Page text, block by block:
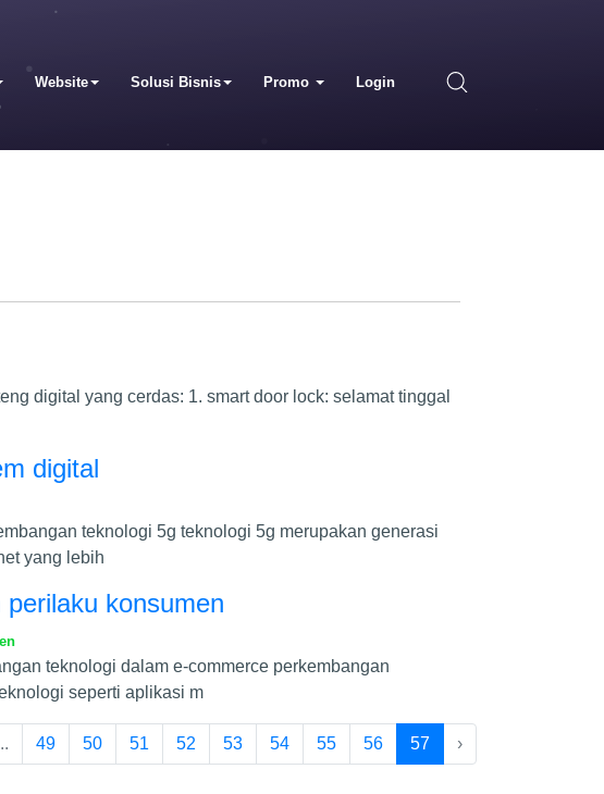
Website Solusi Bisnis Promo Login
digital yang cerdas: 1. smart door lock: selamat tinggal
digital
teknologi 5g teknologi 5g merupakan generasi
yang lebih
konsumen
teknologi dalam e-commerce perkembangan
seperti aplikasi m
49 50 51 52 53 54 55 56 57 ›